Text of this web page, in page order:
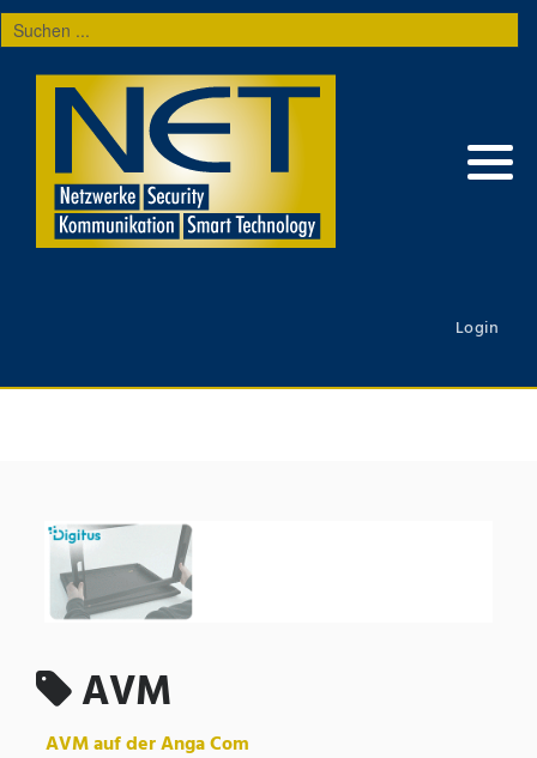
Suchen
...
Login
AVM
AVM auf der Anga Com